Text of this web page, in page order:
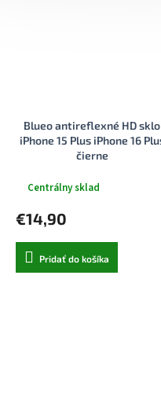
Blueo antireflexné HD sklo
iPhone 15 Plus iPhone 16
čierne
Centrálny sklad
€14,90
Pridať do košíka